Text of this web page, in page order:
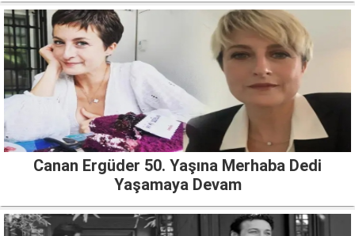
Canan Ergüder 50. Yaşına Merhaba Dedi
Yaşamaya Devam